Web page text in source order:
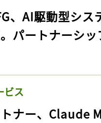
、AI駆動型シ
パートナーシ
ビス
トナー、Claude